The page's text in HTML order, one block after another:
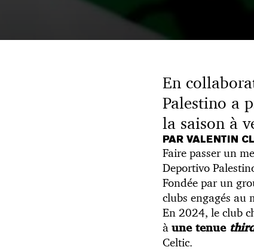
En
Palestino a
la saison à
PAR VALENTIN
Faire passer un
Deportivo
Fondée par un
clubs engagés au
En 2024, le club
à une tenue
Celtic.